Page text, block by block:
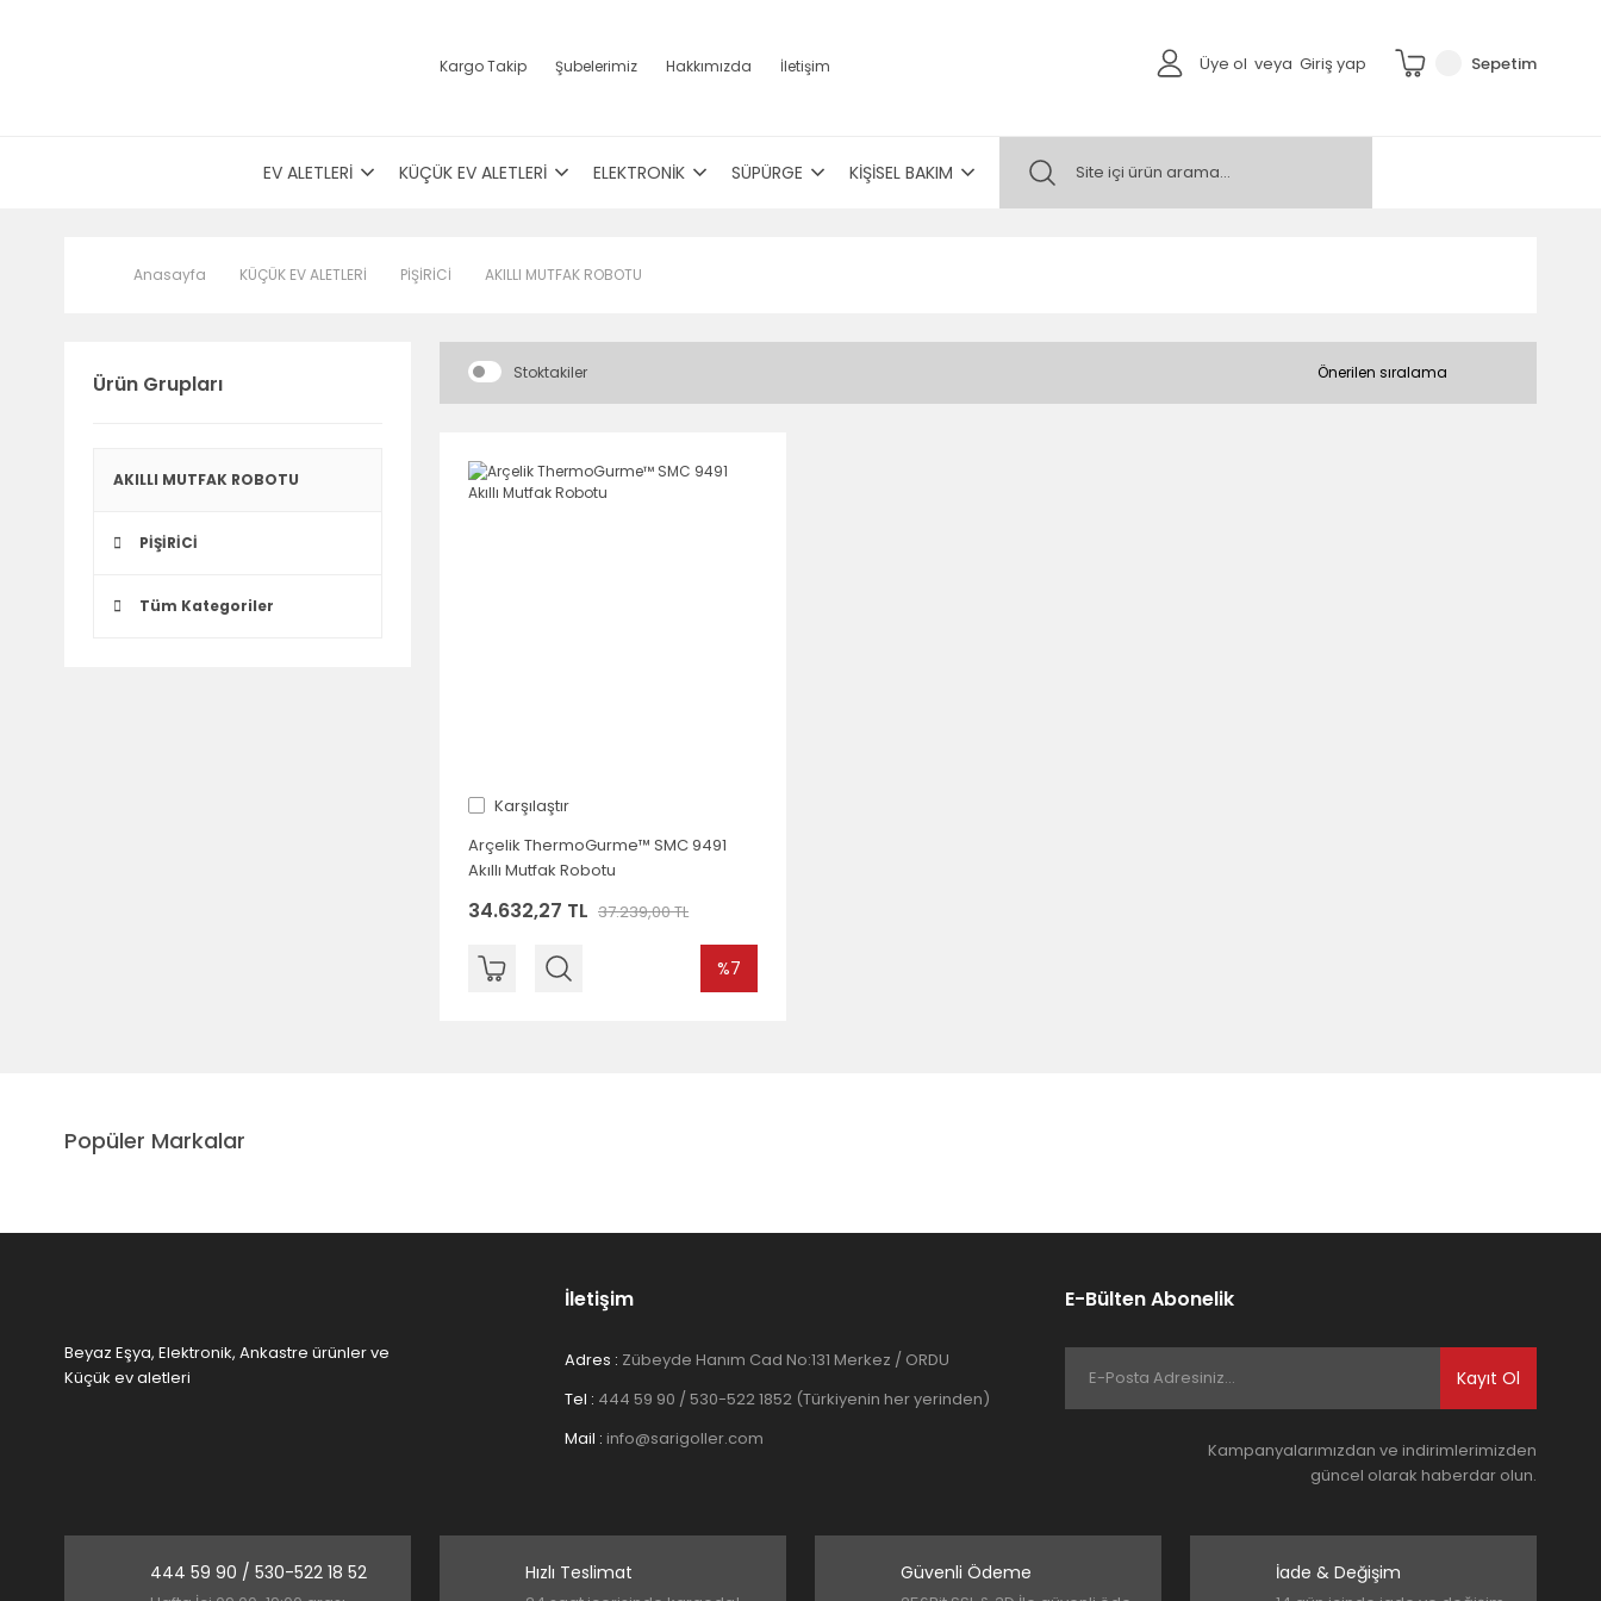
Kargo Takip Şubelerimiz Hakkımızda İletişim Üye ol veya Giriş yap Sepetim
EV ALETLERİ KÜÇÜK EV ALETLERİ ELEKTRONİK SÜPÜRGE KİŞİSEL BAKIM
Anasayfa KÜÇÜK EV ALETLERİ PİŞİRİCİ AKILLI MUTFAK ROBOTU
Ürün Grupları
AKILLI MUTFAK ROBOTU
PİŞİRİCİ
Tüm Kategoriler
Stoktakiler
Karşılaştır
Arçelik ThermoGurme™ SMC 9491
Akıllı Mutfak Robotu
34.632,27 TL 37.239,00 TL
%7
Popüler Markalar
Beyaz Eşya, Elektronik, Ankastre ürünler ve
Küçük ev aletleri
İletişim
Adres : Zübeyde Hanım Cad No:131 Merkez / ORDU
Tel : 444 59 90 / 530-522 1852 (Türkiyenin her yerinden)
Mail : info@sarigoller.com
E-Bülten Abonelik
Kayıt Ol
Kampanyalarımızdan ve indirimlerimizden
güncel olarak haberdar olun.
444 59 90 / 530-522 18 52 Hızlı Teslimat Güvenli Ödeme İade & Değişim